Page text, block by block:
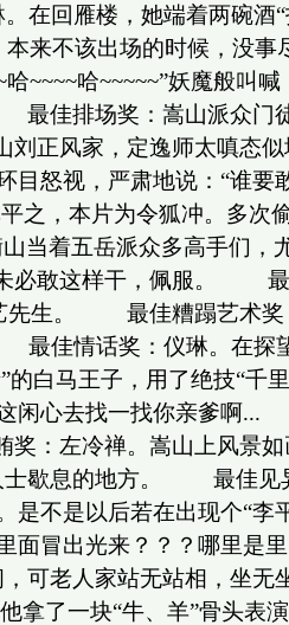
回雁楼，她端着两碗酒“
来不该出场的时候，没
哈~~~~哈~~~~~”妖魔般
佳排场奖：嵩山派众门
风家，定逸师太嗔态似
怒视，严肃地说：“谁
，本片为令狐冲。多次
着五岳派众多高手们，
必敢这样干，佩服。
先生。 最佳糟蹋艺术奖
佳情话奖：仪琳。在探
白马王子，用了绝技“
闲心去找一找你亲爹啊
左冷禅。嵩山上风景如
士歇息的地方。 最佳见
是不是以后若在出现个
面冒出光来？？？哪里是
老人家站无站相，坐无
了一块“牛、羊”骨头表